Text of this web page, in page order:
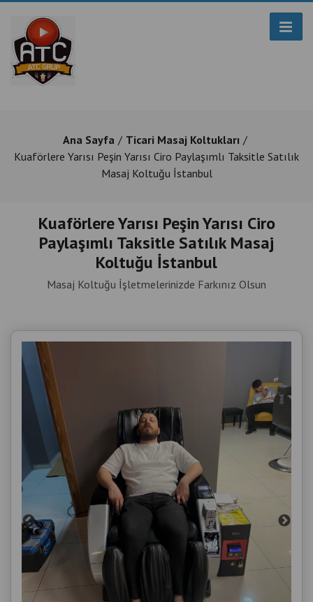
Ana Sayfa
Ticari Masaj Koltukları
Kuaförlere Yarısı Peşin Yarısı Ciro Paylaşımlı Taksitle Satılık
Masaj Koltuğu İstanbul
Kuaförlere Yarısı Peşin Yarısı Ciro
Paylaşımlı Taksitle Satılık Masaj
Koltuğu İstanbul
Masaj Koltuğu İşletmelerinizde Farkınız Olsun